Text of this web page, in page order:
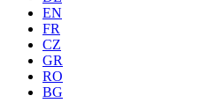
EN
FR
CZ
GR
RO
BG